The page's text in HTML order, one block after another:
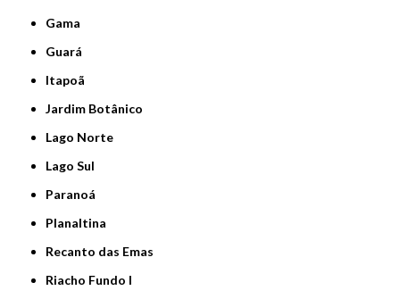
Gama
Guará
Itapoã
Jardim Botânico
Lago Norte
Lago Sul
Paranoá
Planaltina
Recanto das Emas
Riacho Fundo I